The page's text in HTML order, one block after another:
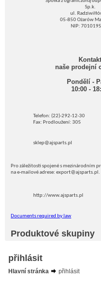
Sp.k.
ul.
05-850 Ożarów
NIP:
Kontakt
naše prodejní
Pondělí -
10:00 -
Telefon: (22)-292-12-30
Fax: Prodloužení: 305
sklep@ajsparts.pl
Pro záležitosti spojené s mezinárodním
na e-mailové adrese: export@ajsparts.pl.
http://www.ajsparts.pl
Documents required by law
Produktové skupiny
přihlásit
Hlavní stránka
přihlásit